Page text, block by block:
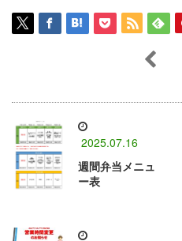
2025.07.16
週間弁当メニュ
ー表